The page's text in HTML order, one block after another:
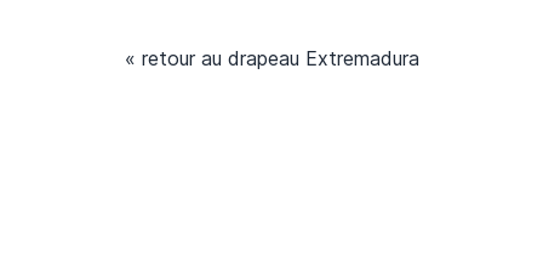
« retour au drapeau Extremadura